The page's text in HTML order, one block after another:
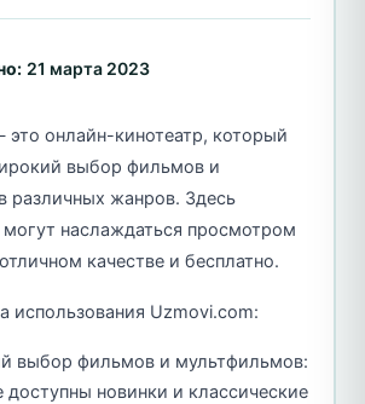
21 марта 2023
онлайн-кинотеатр, который
выбор фильмов и
различных жанров. Здесь
могут наслаждаться просмотром
качестве и бесплатно.
использования Uzmovi.com:
выбор фильмов и мультфильмов:
доступны новинки и классические